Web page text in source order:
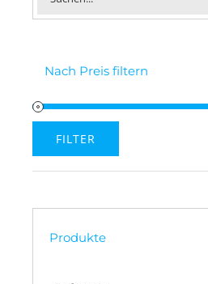
Nach Preis filtern
Preis
Preis
FILTER
Produkte